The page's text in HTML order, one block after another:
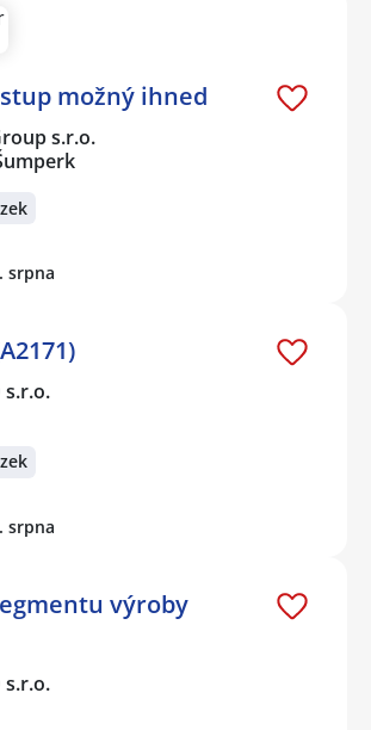
možný ihned
s.r.o.
srpna
s.r.o.
srpna
výroby
s.r.o.